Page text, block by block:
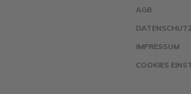
AGB
IMPRESSUM
COOKIES